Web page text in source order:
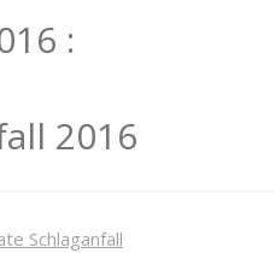
:
2016
Schlaganfall